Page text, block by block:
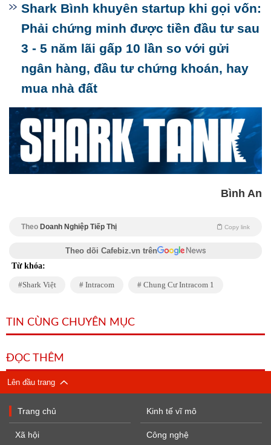
Shark Bình khuyên startup khi gọi vốn:
Phải chứng minh được tiền đầu tư sau
3 - 5 năm lãi gấp 10 lần so với gửi
ngân hàng, đầu tư chứng khoán, hay
mua nhà đất
Bình An
Theo Doanh Nghiệp Tiếp Thị Copy link
Theo dõi Cafebiz.vn trên
Từ khóa:
Shark Việt Intracom Chung Cư Intracom 1
TIN CÙNG CHUYÊN MỤC
ĐỌC THÊM
Lên đầu trang
Trang chủ
Xã hội
Kinh tế vĩ mô
Công nghệ